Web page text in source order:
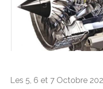
Les 5, 6 et 7 Octobre